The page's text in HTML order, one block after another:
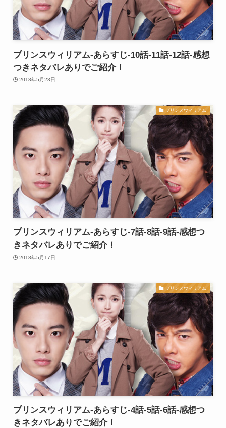
プリンスウィリアム-あらすじ-10話-11話-12話-感想
つきネタバレありでご紹介！
2018年5月23日
プリンスウィリアム
プリンスウィリアム-あらすじ-7話-8話-9話-感想つ
きネタバレありでご紹介！
2018年5月17日
プリンスウィリアム
プリンスウィリアム-あらすじ-4話-5話-6話-感想つ
きネタバレありでご紹介！